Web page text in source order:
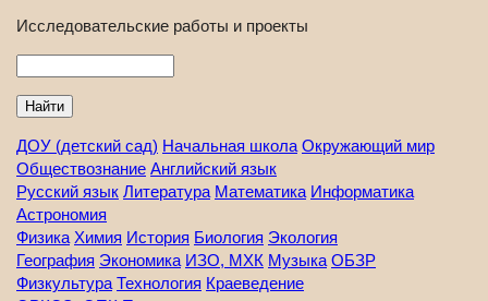
Исследовательские работы и проекты
ДОУ (детский сад) Начальная школа Окружающий мир
Обществознание Английский язык
Русский язык Литература Математика Информатика
Астрономия
Физика Химия История Биология Экология
География Экономика ИЗО, МХК Музыка ОБЗР
Физкультура Технология Краеведение